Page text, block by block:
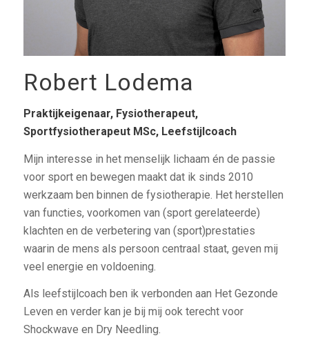
Robert Lodema
Praktijkeigenaar, Fysiotherapeut,
Sportfysiotherapeut MSc, Leefstijlcoach
Mijn interesse in het menselijk lichaam én de passie
voor sport en bewegen maakt dat ik sinds 2010
werkzaam ben binnen de fysiotherapie. Het herstellen
van functies, voorkomen van (sport gerelateerde)
klachten en de verbetering van (sport)prestaties
waarin de mens als persoon centraal staat, geven mij
veel energie en voldoening.
Als leefstijlcoach ben ik verbonden aan Het Gezonde
Leven en verder kan je bij mij ook terecht voor
Shockwave en Dry Needling.